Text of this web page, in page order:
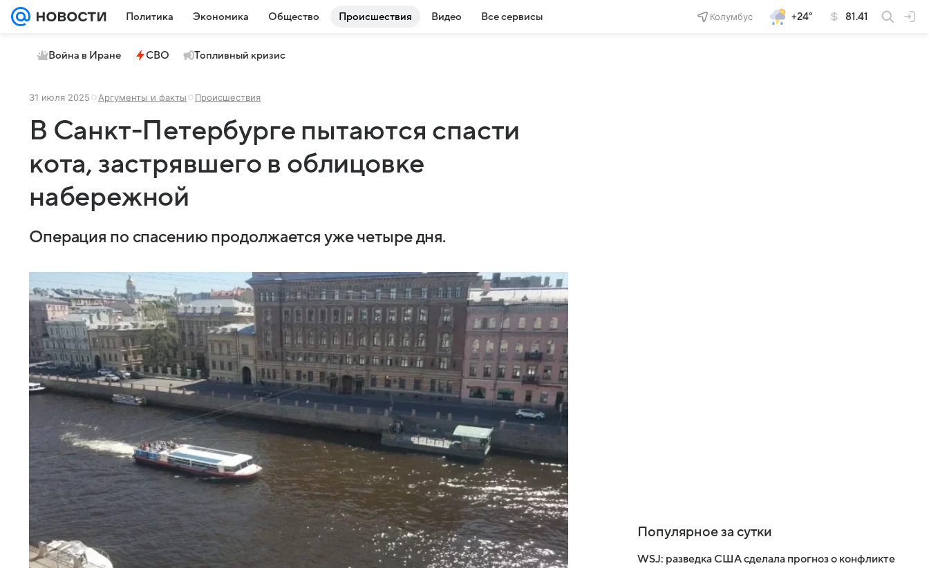
Политика Экономика Общество Происшествия Видео Все сервисы Колумбус +24° 81.41
Война в Иране СВО Топливный кризис
31 июля 2025 Аргументы и факты Происшествия
В Санкт-Петербурге пытаются спасти
кота, застрявшего в облицовке
набережной
Операция по спасению продолжается уже четыре дня.
Популярное за сутки
WSJ: разведка США сделала прогноз о конфликте